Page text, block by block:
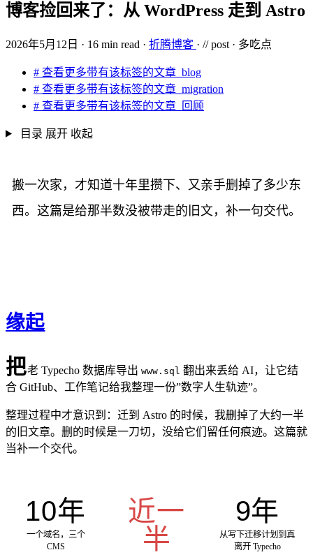
博客捡回来了：从 WordPress 走到 Astro
2026年5月12日 · 16 min read · 折腾博客 · // post · 多吃点
# 查看更多带有该标签的文章 blog
# 查看更多带有该标签的文章 migration
# 查看更多带有该标签的文章 回顾
目录 展开 收起
搬一次家，才知道十年里攒下、又亲手删掉了多少东
西。这篇是给那半数没被带走的旧文，补一句交代。
缘起
把老 Typecho 数据库导出www.sql 翻出来丢给 AI，让它结
合 GitHub、工作笔记给我整理一份”数字人生轨迹”。
整理过程中才意识到：迁到 Astro 的时候，我删掉了大约一半
的旧文章。删的时候是一刀切，没给它们留任何痕迹。这篇就
当补一个交代。
10年
一个域名，三个
CMS
近一
半
9年
从写下迁移计划到真
离开 Typecho